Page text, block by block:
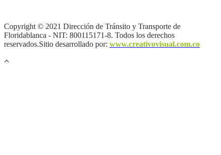
Copyright © 2021 Dirección de Tránsito y Transporte de
Floridablanca - NIT: 800115171-8. Todos los derechos
reservados.Sitio desarrollado por: www.creativovisual.com.co